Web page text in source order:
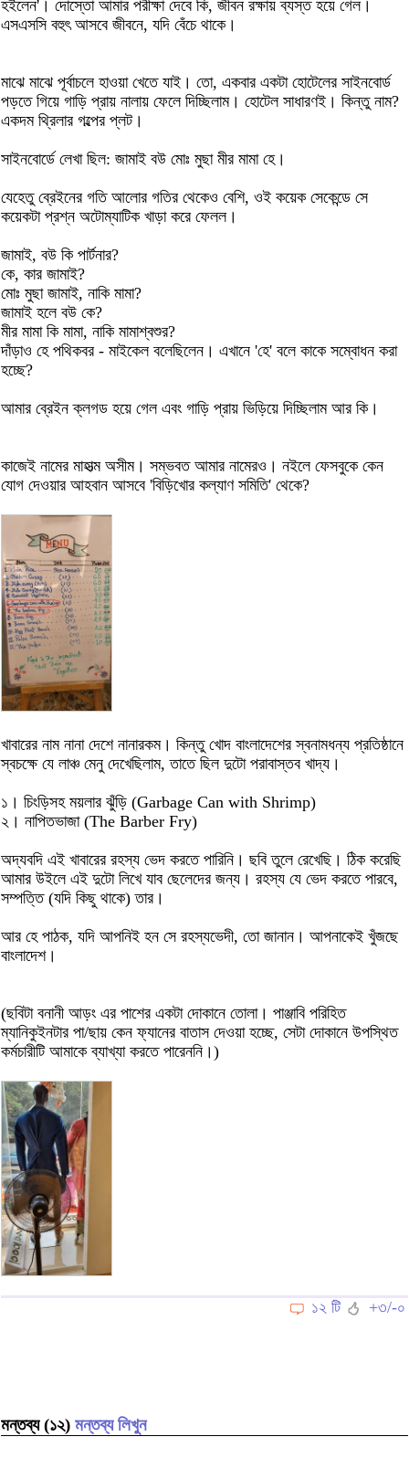
হইলেন'। দোস্তো আমার পরীক্ষা দেবে কি, জীবন রক্ষায় ব্যস্ত হয়ে গেল।
এসএসসি বহুৎ আসবে জীবনে, যদি বেঁচে থাকে।
মাঝে মাঝে পূর্বাচলে হাওয়া খেতে যাই। তো, একবার একটা হোটেলের সাইনবোর্ড
পড়তে গিয়ে গাড়ি প্রায় নালায় ফেলে দিচ্ছিলাম। হোটেল সাধারণই। কিন্তু নাম?
একদম থ্রিলার গল্পের প্লট।
সাইনবোর্ডে লেখা ছিল: জামাই বউ মোঃ মুছা মীর মামা হে।
যেহেতু ব্রেইনের গতি আলোর গতির থেকেও বেশি, ওই কয়েক সেকেন্ডে সে
কয়েকটা প্রশ্ন অটোম্যাটিক খাড়া করে ফেলল।
জামাই, বউ কি পার্টনার?
কে, কার জামাই?
মোঃ মুছা জামাই, নাকি মামা?
জামাই হলে বউ কে?
মীর মামা কি মামা, নাকি মামাশ্বশুর?
দাঁড়াও হে পথিকবর - মাইকেল বলেছিলেন। এখানে 'হে' বলে কাকে সম্বোধন করা
হচ্ছে?
আমার ব্রেইন ক্লগড হয়ে গেল এবং গাড়ি প্রায় ভিড়িয়ে দিচ্ছিলাম আর কি।
কাজেই নামের মাহাত্ম অসীম। সম্ভবত আমার নামেরও। নইলে ফেসবুকে কেন
যোগ দেওয়ার আহবান আসবে 'বিড়িখোর কল্যাণ সমিতি' থেকে?
খাবারের নাম নানা দেশে নানারকম। কিন্তু খোদ বাংলাদেশের স্বনামধন্য প্রতিষ্ঠানে
স্বচক্ষে যে লাঞ্চ মেনু দেখেছিলাম, তাতে ছিল দুটো পরাবাস্তব খাদ্য।
১। চিংড়িসহ ময়লার ঝুঁড়ি (Garbage Can with Shrimp)
২। নাপিতভাজা (The Barber Fry)
অদ্যবদি এই খাবারের রহস্য ভেদ করতে পারিনি। ছবি তুলে রেখেছি। ঠিক করেছি
আমার উইলে এই দুটো লিখে যাব ছেলেদের জন্য। রহস্য যে ভেদ করতে পারবে,
সম্পত্তি (যদি কিছু থাকে) তার।
আর হে পাঠক, যদি আপনিই হন সে রহস্যভেদী, তো জানান। আপনাকেই খুঁজছে
বাংলাদেশ।
(ছবিটা বনানী আড়ং এর পাশের একটা দোকানে তোলা। পাঞ্জাবি পরিহিত
ম্যানিকুইনটার পা/ছায় কেন ফ্যানের বাতাস দেওয়া হচ্ছে, সেটা দোকানে উপস্থিত
কর্মচারীটি আমাকে ব্যাখ্যা করতে পারেননি।)
১২ টি +৩/-০
মন্তব্য (১২) মন্তব্য লিখুন